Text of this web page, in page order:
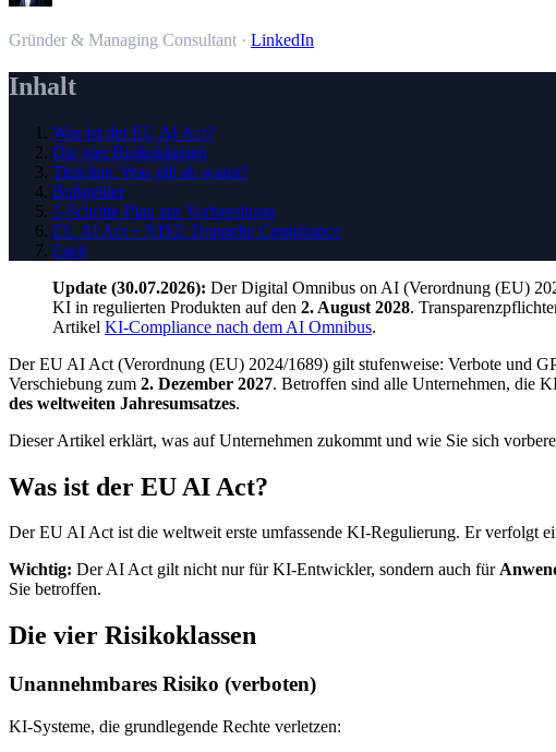
Gründer & Managing Consultant · LinkedIn
Inhalt
Was ist der EU AI Act?
Die vier Risikoklassen
Timeline: Was gilt ab wann?
Bußgelder
5-Schritte-Plan zur Vorbereitung
EU AI Act + NIS2: Doppelte Compliance
Fazit
Update (30.07.2026): Der Digital Omnibus on AI (Verordnung (EU)
KI in regulierten Produkten auf den 2. August 2028.
Artikel KI-Compliance nach dem AI Omnibus.
Der EU AI Act (Verordnung (EU) 2024/1689) gilt stufenweise: Verbote und
Verschiebung zum 2. Dezember 2027. Betroffen sind alle Unternehmen, die
des weltweiten Jahresumsatzes.
Dieser Artikel erklärt, was auf Unternehmen zukommt und wie Sie sich
Was ist der EU AI Act?
Der EU AI Act ist die weltweit erste umfassende KI-Regulierung. Er verfolgt
Wichtig: Der AI Act gilt nicht nur für KI-Entwickler, sondern auch für
Sie betroffen.
Die vier Risikoklassen
Unannehmbares Risiko (verboten)
KI-Systeme, die grundlegende Rechte verletzen: